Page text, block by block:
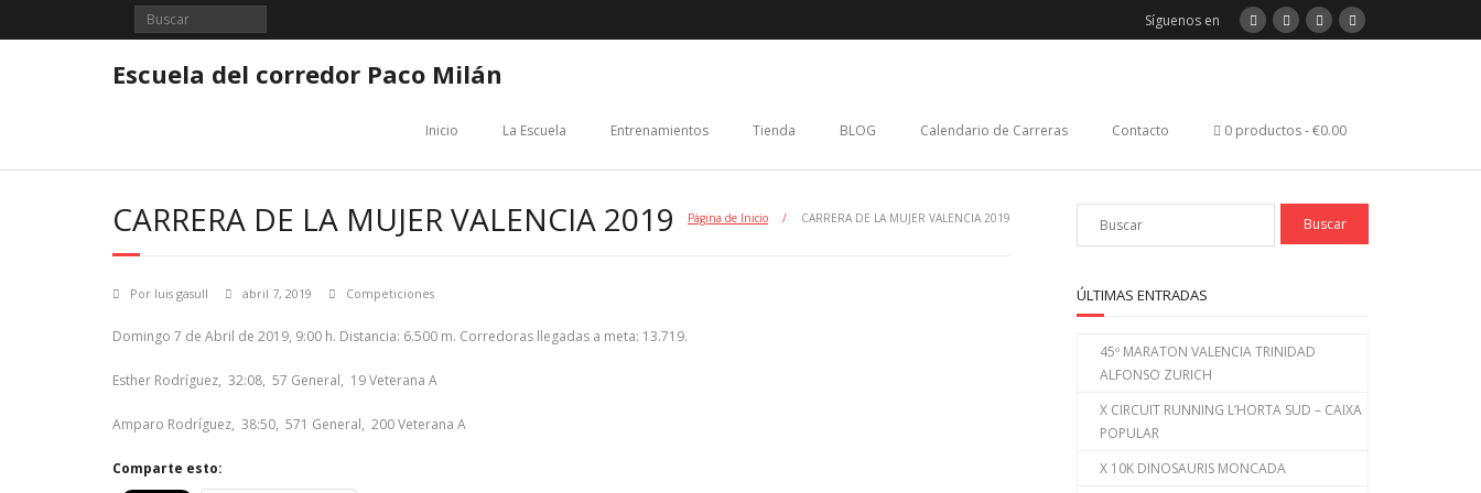
Síguenos en
Escuela del corredor Paco Milán
Inicio La Escuela Entrenamientos Tienda BLOG Calendario de Carreras Contacto 0 productos €0.00
CARRERA DE LA MUJER VALENCIA 2019 Página de Inicio / CARRERA DE LA MUJER VALENCIA 2019
Por luis gasull abril 7, 2019 Competiciones
Domingo 7 de Abril de 2019, 9:00 h. Distancia: 6.500 m. Corredoras llegadas a meta: 13.719.
Esther Rodríguez, 32:08, 57 General, 19 Veterana A
Amparo Rodríguez, 38:50, 571 General, 200 Veterana A
Comparte esto:
ÚLTIMAS ENTRADAS
45º MARATON VALENCIA TRINIDAD
ALFONSO ZURICH
X CIRCUIT RUNNING L’HORTA SUD – CAIXA
POPULAR
X 10K DINOSAURIS MONCADA